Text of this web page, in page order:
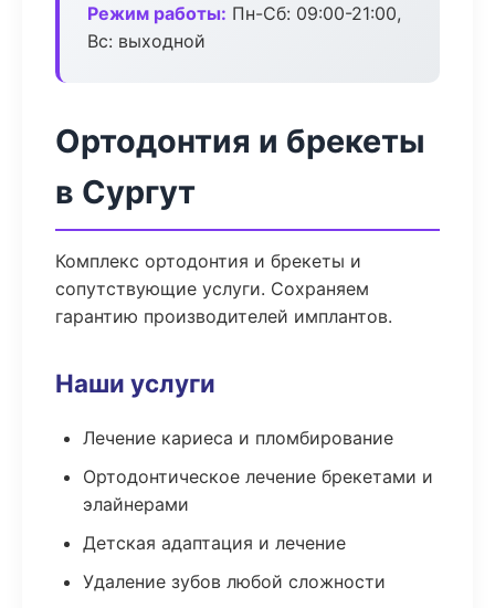
Режим работы: Пн-Сб: 09:00-21:00,
Вс: выходной
Ортодонтия и брекеты
в Сургут
Комплекс ортодонтия и брекеты и
сопутствующие услуги. Сохраняем
гарантию производителей имплантов.
Наши услуги
Лечение кариеса и пломбирование
Ортодонтическое лечение брекетами и
элайнерами
Детская адаптация и лечение
Удаление зубов любой сложности